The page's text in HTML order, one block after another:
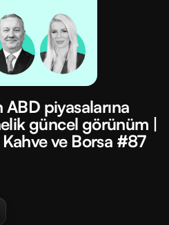
piyasalarına
güncel görünüm |
ve Borsa #87